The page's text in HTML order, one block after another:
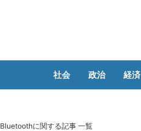
社会 政治 経済
Bluetoothに関する記事 一覧